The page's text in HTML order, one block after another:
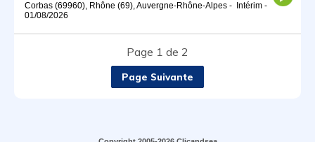
Corbas (69960), Rhône (69), Auvergne-Rhône-Alpes - Intérim -
01/08/2026
Page 1 de 2
Page Suivante